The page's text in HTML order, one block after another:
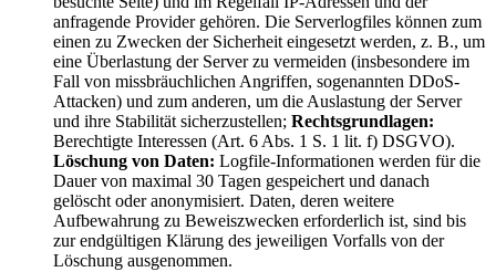
anfragende Provider gehören. Die Serverlogfiles können zum
einen zu Zwecken der Sicherheit eingesetzt werden, z. B., um
eine Überlastung der Server zu vermeiden (insbesondere im
Fall von missbräuchlichen Angriffen, sogenannten DDoS-
Attacken) und zum anderen, um die Auslastung der Server
und ihre Stabilität sicherzustellen; Rechtsgrundlagen:
Berechtigte Interessen (Art. 6 Abs. 1 S. 1 lit. f) DSGVO).
Löschung von Daten: Logfile-Informationen werden für die
Dauer von maximal 30 Tagen gespeichert und danach
gelöscht oder anonymisiert. Daten, deren weitere
Aufbewahrung zu Beweiszwecken erforderlich ist, sind bis
zur endgültigen Klärung des jeweiligen Vorfalls von der
Löschung ausgenommen.